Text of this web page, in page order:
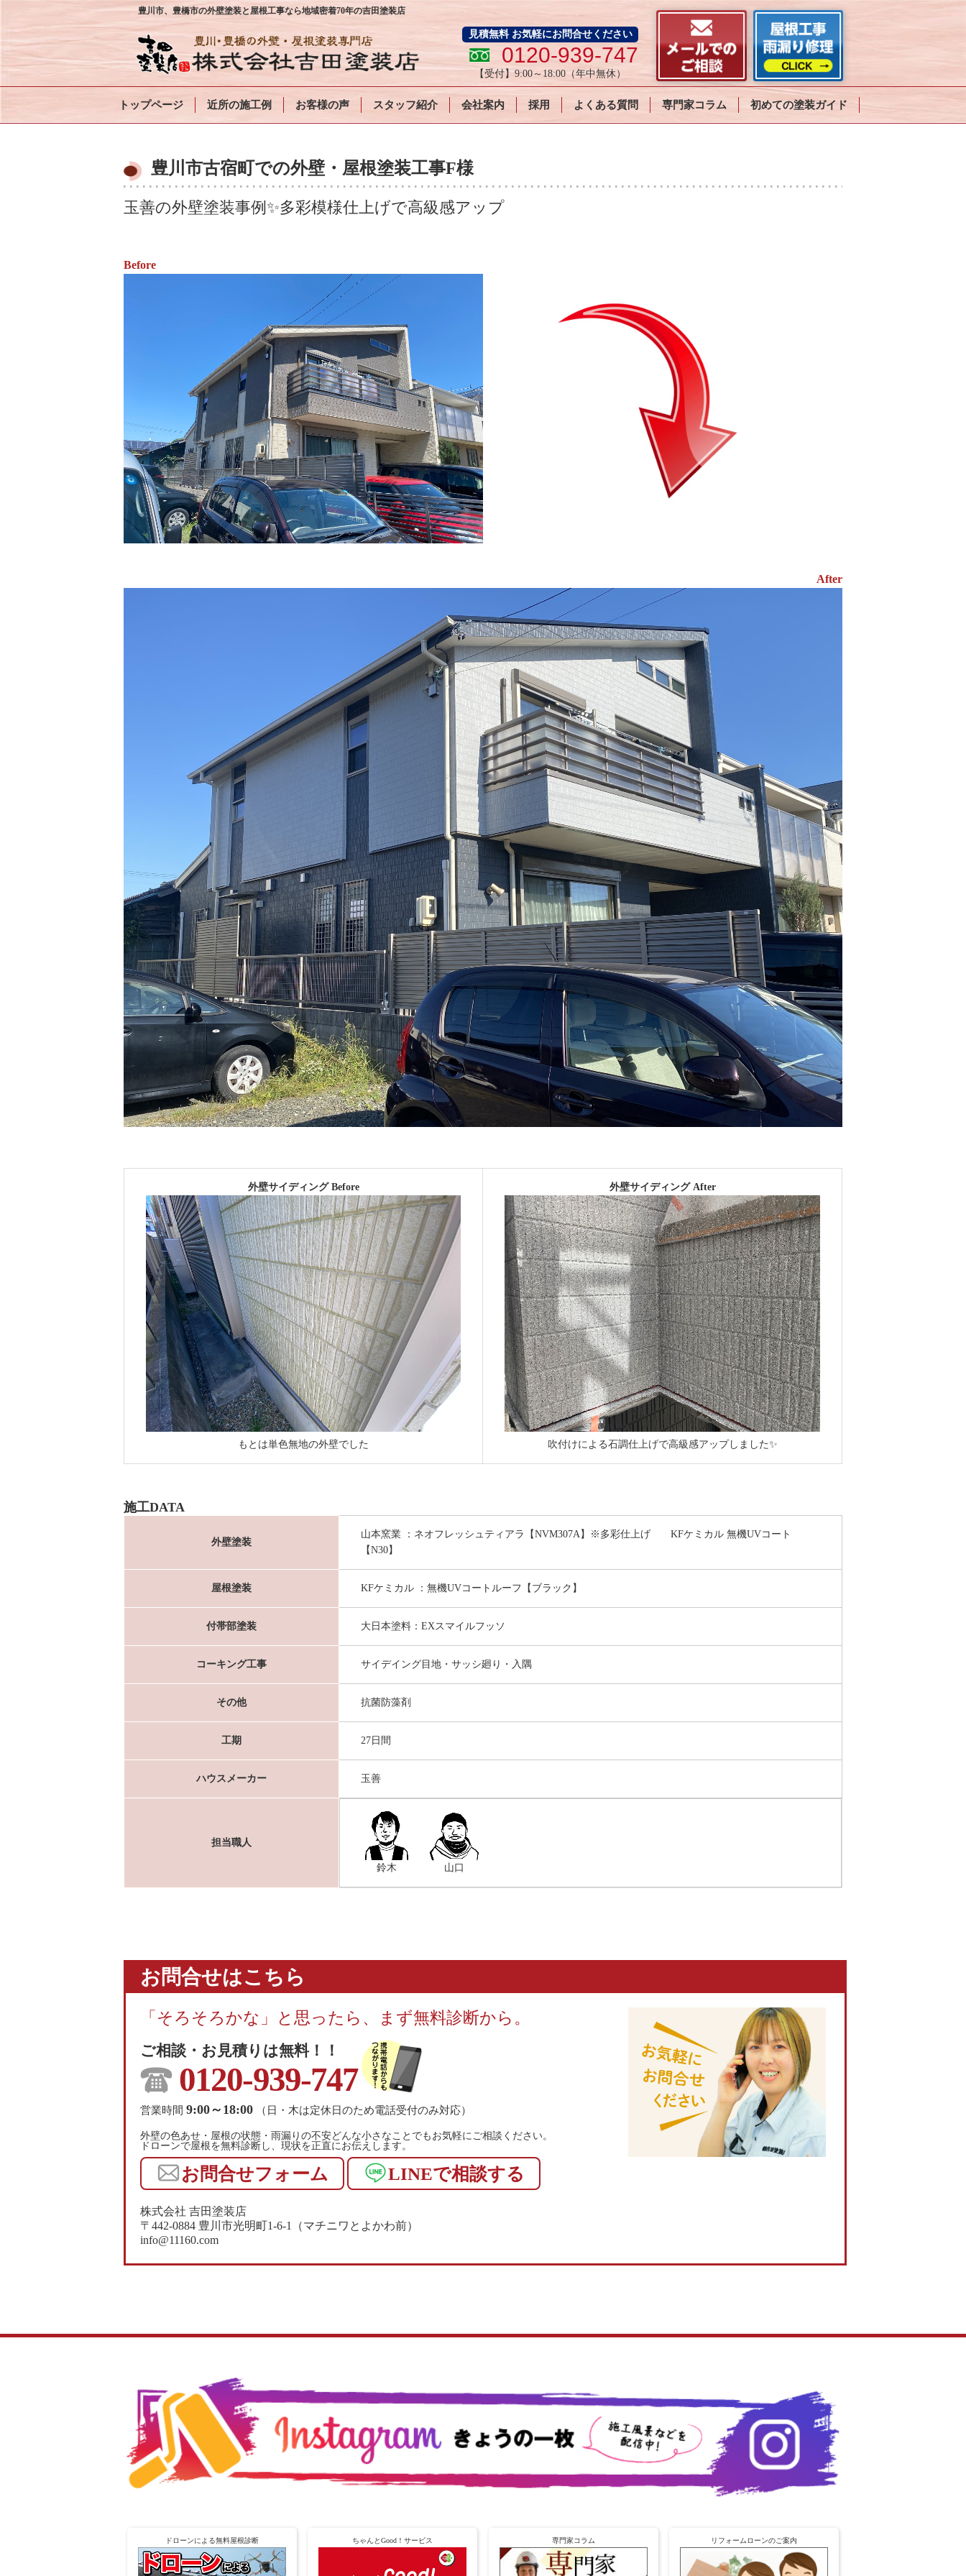
豊川市、豊橋市の外壁塗装と屋根工事なら地域密着70年の吉田塗装店
見積無料 お気軽にお問合せください
0120-939-747
【受付】9:00～18:00 （年中無休）
トップページ 近所の施工例 お客様の声 スタッフ紹介 会社案内 採用 よくある質問 専門家コラム 初めての塗装ガイド
豊川市古宿町での外壁・屋根塗装工事F様
玉善の外壁塗装事例✨多彩模様仕上げで高級感アップ
Before
After
外壁サイディング Before
もとは単色無地の外壁でした
外壁サイディング After
吹付けによる石調仕上げで高級感アップしました✨
施工DATA
外壁塗装
山本窯業 ：ネオフレッシュティアラ【NVM307A】※多彩仕上げ KFケミカル 無機UVコート
【N30】
屋根塗装 KFケミカル ：無機UVコートルーフ【ブラック】
付帯部塗装 大日本塗料：EXスマイルフッソ
コーキング工事 サイデイング目地・サッシ廻り・入隅
その他 抗菌防藻剤
工期 27日間
ハウスメーカー 玉善
担当職人
鈴木 山口
お問合せはこちら
「そろそろかな」と思ったら、まず無料診断から。
ご相談・お見積りは無料！！
0120-939-747
営業時間 9:00～18:00 （日・木は定休日のため電話受付のみ対応）
外壁の色あせ・屋根の状態・雨漏りの不安どんな小さなことでもお気軽にご相談ください。
ドローンで屋根を無料診断し、現状を正直にお伝えします。
お問合せフォーム LINEで相談する
株式会社 吉田塗装店
〒442-0884 豊川市光明町1-6-1（マチニワとよかわ前）
info@11160.com
ドローンによる無料屋根診断 ちゃんとGood！サービス 専門家コラム リフォームローンのご案内